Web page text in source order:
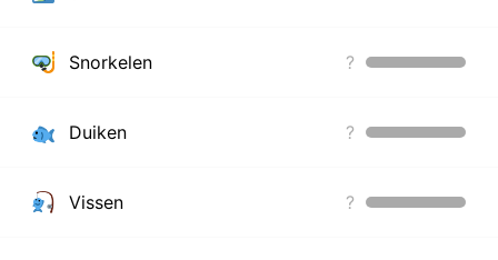
Snorkelen ?
Duiken ?
Vissen ?